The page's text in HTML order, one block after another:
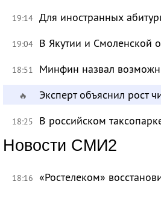
19:14 Для иностранных
19:04 В Якутии и Смоленской
18:51 Минфин назвал
🔥 Эксперт объяснил рост
18:25 В российском
Новости СМИ2
18:16 «Ростелеком»